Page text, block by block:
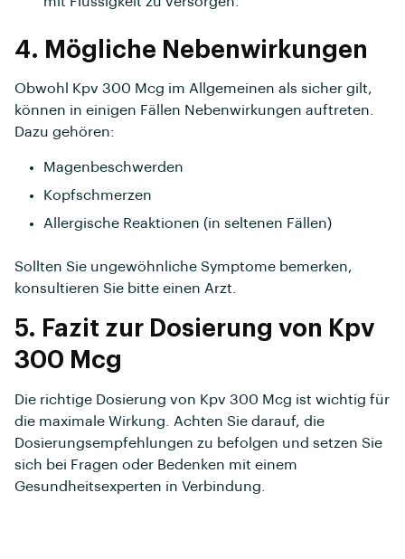
4. Mögliche Nebenwirkungen
Obwohl Kpv 300 Mcg im Allgemeinen als sicher gilt,
können in einigen Fällen Nebenwirkungen auftreten.
Dazu gehören:
Magenbeschwerden
Kopfschmerzen
Allergische Reaktionen (in seltenen Fällen)
Sollten Sie ungewöhnliche Symptome bemerken,
konsultieren Sie bitte einen Arzt.
5. Fazit zur Dosierung von Kpv
300 Mcg
Die richtige Dosierung von Kpv 300 Mcg ist wichtig für
die maximale Wirkung. Achten Sie darauf, die
Dosierungsempfehlungen zu befolgen und setzen Sie
sich bei Fragen oder Bedenken mit einem
Gesundheitsexperten in Verbindung.